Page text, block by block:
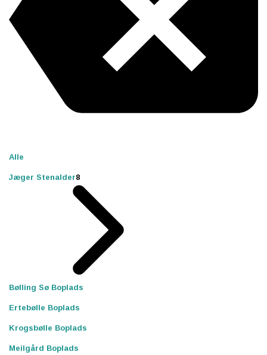
Alle
Jæger Stenalder8
Bølling Sø Boplads
Ertebølle Boplads
Krogsbølle Boplads
Meilgård Boplads